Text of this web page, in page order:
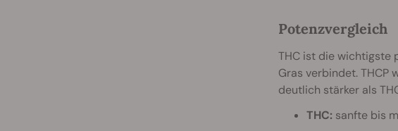
Potenzvergleich
THC ist die wichtigste
Gras verbindet.
deutlich stärker als
THC: sanfte bis